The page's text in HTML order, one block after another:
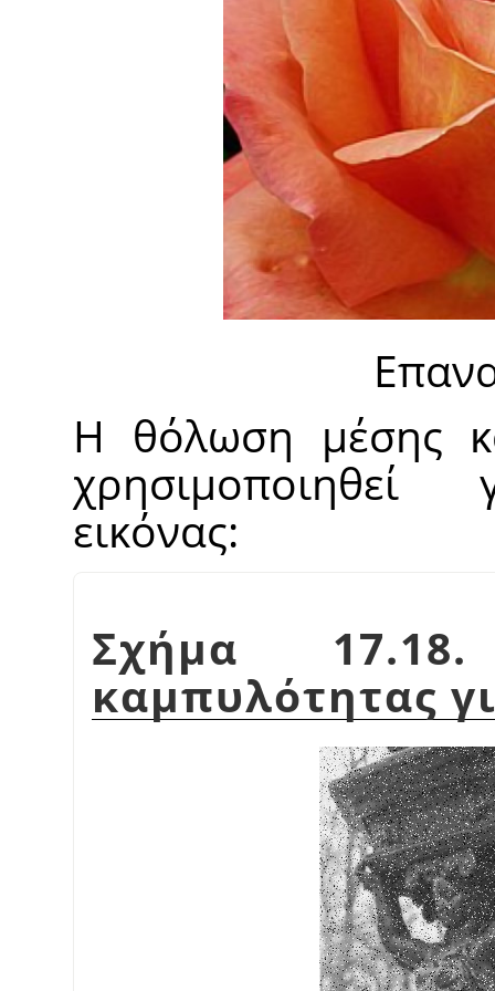
Η θόλωση μέσης
χρησιμοποιηθεί
εικόνας:
Σχήμα
καμπυλότητας